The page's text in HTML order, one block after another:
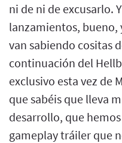
ni de ni de excusarlo.
lanzamientos, bueno,
van sabiendo cositas
continuación del
exclusivo esta vez de
que sabéis que lleva
desarrollo, que
gameplay tráiler que